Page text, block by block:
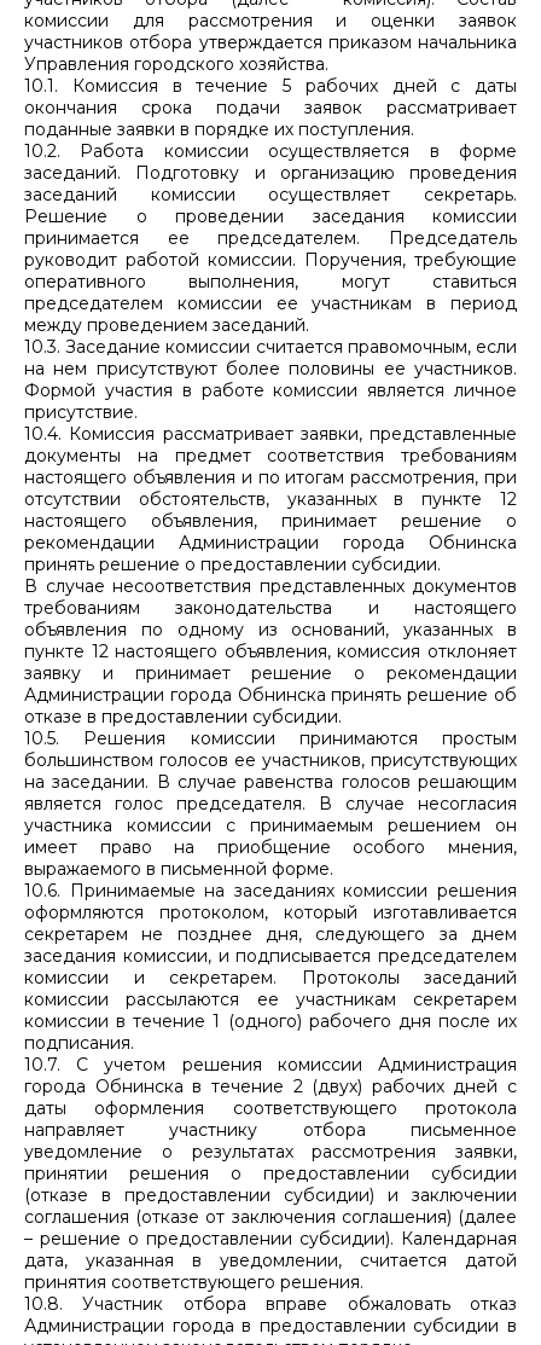
комиссии для рассмотрения и оценки заявок
участников отбора утверждается приказом начальника
Управления городского хозяйства.
10.1. Комиссия в течение 5 рабочих дней с даты
окончания срока подачи заявок рассматривает
поданные заявки в порядке их поступления.
10.2. Работа комиссии осуществляется в форме
заседаний. Подготовку и организацию проведения
заседаний комиссии осуществляет секретарь.
Решение о проведении заседания комиссии
принимается ее председателем. Председатель
руководит работой комиссии. Поручения, требующие
оперативного выполнения, могут ставиться
председателем комиссии ее участникам в период
между проведением заседаний.
10.3. Заседание комиссии считается правомочным, если
на нем присутствуют более половины ее участников.
Формой участия в работе комиссии является личное
присутствие.
10.4. Комиссия рассматривает заявки, представленные
документы на предмет соответствия требованиям
настоящего объявления и по итогам рассмотрения, при
отсутствии обстоятельств, указанных в пункте 12
настоящего объявления, принимает решение о
рекомендации Администрации города Обнинска
принять решение о предоставлении субсидии.
В случае несоответствия представленных документов
требованиям законодательства и настоящего
объявления по одному из оснований, указанных в
пункте 12 настоящего объявления, комиссия отклоняет
заявку и принимает решение о рекомендации
Администрации города Обнинска принять решение об
отказе в предоставлении субсидии.
10.5. Решения комиссии принимаются простым
большинством голосов ее участников, присутствующих
на заседании. В случае равенства голосов решающим
является голос председателя. В случае несогласия
участника комиссии с принимаемым решением он
имеет право на приобщение особого мнения,
выражаемого в письменной форме.
10.6. Принимаемые на заседаниях комиссии решения
оформляются протоколом, который изготавливается
секретарем не позднее дня, следующего за днем
заседания комиссии, и подписывается председателем
комиссии и секретарем. Протоколы заседаний
комиссии рассылаются ее участникам секретарем
комиссии в течение 1 (одного) рабочего дня после их
подписания.
10.7. С учетом решения комиссии Администрация
города Обнинска в течение 2 (двух) рабочих дней с
даты оформления соответствующего протокола
направляет участнику отбора письменное
уведомление о результатах рассмотрения заявки,
принятии решения о предоставлении субсидии
(отказе в предоставлении субсидии) и заключении
соглашения (отказе от заключения соглашения) (далее
– решение о предоставлении субсидии). Календарная
дата, указанная в уведомлении, считается датой
принятия соответствующего решения.
10.8. Участник отбора вправе обжаловать отказ
Администрации города в предоставлении субсидии в